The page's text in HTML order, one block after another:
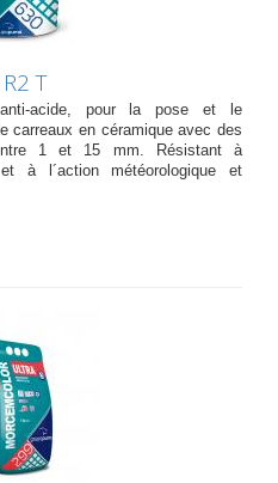
T
anti-acide, pour la pose et le
carreaux en céramique avec des
1 et 15 mm. Résistant à
à l´action météorologique et